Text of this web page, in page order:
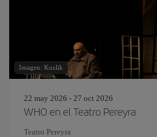
Imagen: Kozlik
22 may 2026 - 27 oct 2026
WHO en el Teatro Pereyra
Teatro Pereyra